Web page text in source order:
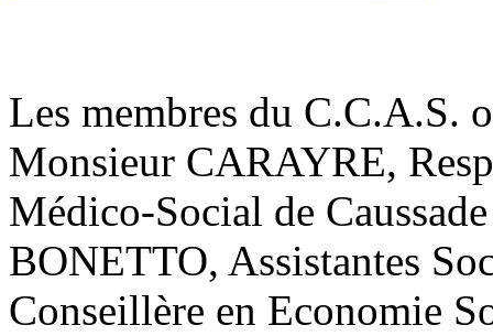
Les membres du C.C.A.S.
Monsieur CARAYRE,
Médico-Social de
BONETTO, Assistantes
Conseillère en Economie